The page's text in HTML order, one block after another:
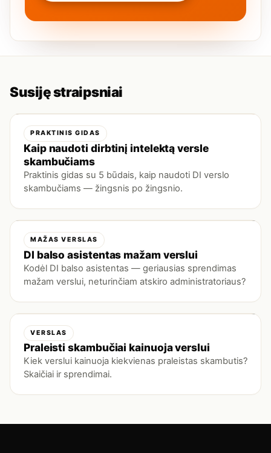
Susiję straipsniai
PRAKTINIS GIDAS
Kaip naudoti dirbtinį intelektą versle
skambučiams
Praktinis gidas su 5 būdais, kaip naudoti DI verslo
skambučiams — žingsnis po žingsnio.
MAŽAS VERSLAS
DI balso asistentas mažam verslui
Kodėl DI balso asistentas — geriausias sprendimas
mažam verslui, neturinčiam atskiro administratoriaus?
VERSLAS
Praleisti skambučiai kainuoja verslui
Kiek verslui kainuoja kiekvienas praleistas skambutis?
Skaičiai ir sprendimai.